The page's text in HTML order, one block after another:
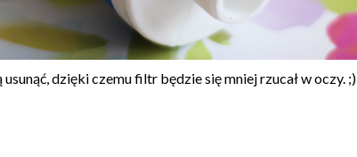
dzięki czemu filtr będzie się mniej rzucał w oczy. ;)